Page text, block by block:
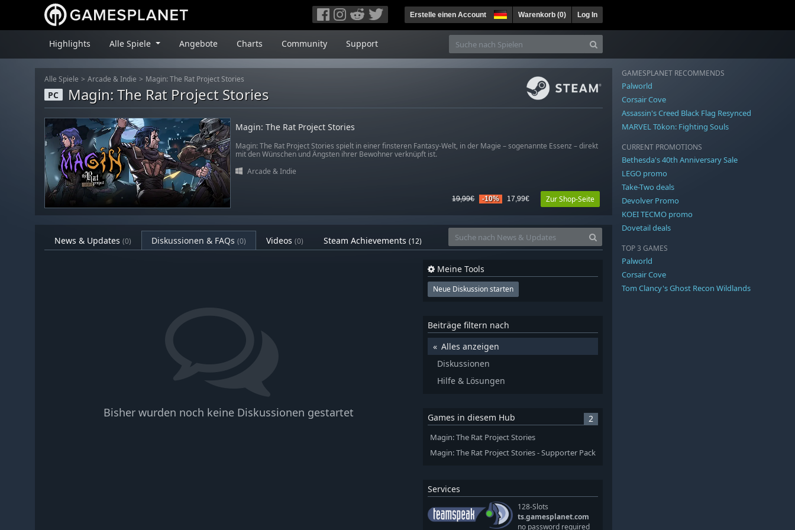
Erstelle einen Account Warenkorb (0) Log In
Highlights Alle Spiele Angebote Charts Community Support
Alle Spiele Arcade & Indie Magin: The Rat Project Stories
PC Magin: The Rat Project Stories
Magin: The Rat Project Stories
Magin: The Rat Project Stories spielt in einer finsteren Fantasy-Welt, in der Magie – sogenannte Essenz – direkt
mit den Wünschen und Ängsten ihrer Bewohner verknüpft ist.
Arcade & Indie
19,99€ -10% 17,99€ Zur Shop-Seite
News & Updates (0) Diskussionen & FAQs (0) Videos (0) Steam Achievements (12)
Bisher wurden noch keine Diskussionen gestartet
Meine Tools
Neue Diskussion starten
Beiträge filtern nach
Alles anzeigen
Diskussionen
Hilfe & Lösungen
Games in diesem Hub 2
Magin: The Rat Project Stories
Magin: The Rat Project Stories - Supporter Pack
Services
128-Slots
ts.gamesplanet.com
no password required
GAMESPLANET RECOMMENDS
Palworld
Corsair Cove
Assassin's Creed Black Flag Resynced
MARVEL Tōkon: Fighting Souls
CURRENT PROMOTIONS
Bethesda's 40th Anniversary Sale
LEGO promo
Take-Two deals
Devolver Promo
KOEI TECMO promo
Dovetail deals
TOP 3 GAMES
Palworld
Corsair Cove
Tom Clancy's Ghost Recon Wildlands